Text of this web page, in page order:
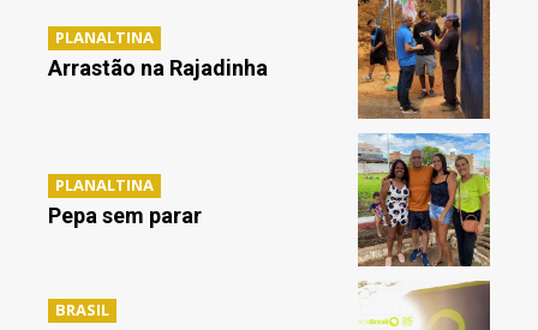
PLANALTINA
Arrastão na Rajadinha
PLANALTINA
Pepa sem parar
BRASIL